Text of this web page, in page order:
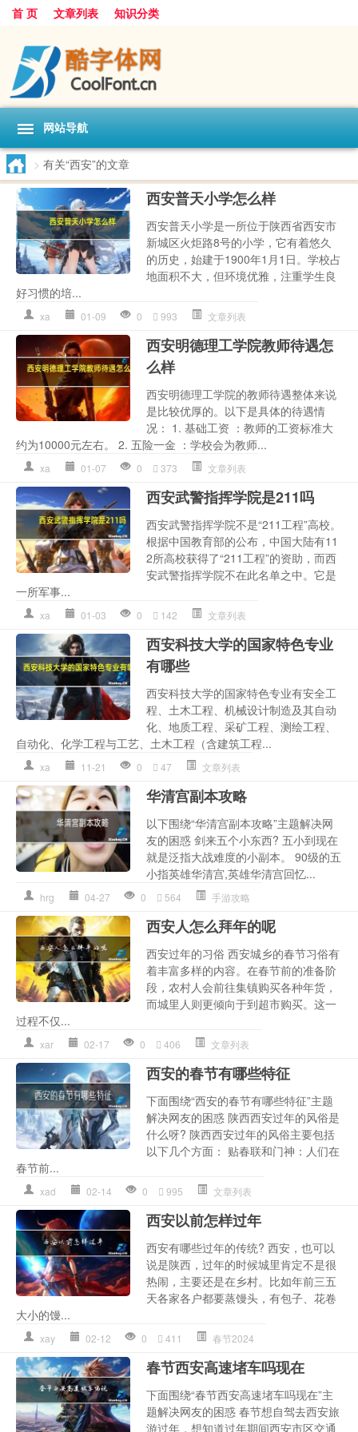
首 页 文章列表 知识分类
网站导航
> 有关“西安”的文章
西安普天小学怎么样
西安普天小学是一所位于陕西省西安市
新城区火炬路8号的小学，它有着悠久
的历史，始建于1900年1月1日。学校占
地面积不大，但环境优雅，注重学生良
好习惯的培...
xa 01-09 0 993 文章列表
西安明德理工学院教师待遇怎
么样
西安明德理工学院的教师待遇整体来说
是比较优厚的。以下是具体的待遇情
况： 1. 基础工资 ：教师的工资标准大
约为10000元左右。 2. 五险一金 ：学校会为教师...
xa 01-07 0 373 文章列表
西安武警指挥学院是211吗
西安武警指挥学院不是“211工程”高校。
根据中国教育部的公布，中国大陆有11
2所高校获得了“211工程”的资助，而西
安武警指挥学院不在此名单之中。它是
一所军事...
xa 01-03 0 142 文章列表
西安科技大学的国家特色专业
有哪些
西安科技大学的国家特色专业有安全工
程、土木工程、机械设计制造及其自动
化、地质工程、采矿工程、测绘工程、
自动化、化学工程与工艺、土木工程（含建筑工程...
xa 11-21 0 47 文章列表
华清宫副本攻略
以下围绕“华清宫副本攻略”主题解决网
友的困惑 剑来五个小东西? 五小到现在
就是泛指大战难度的小副本。 90级的五
小指英雄华清宫,英雄华清宫回忆...
hrg 04-27 0 564 手游攻略
西安人怎么拜年的呢
西安过年的习俗 西安城乡的春节习俗有
着丰富多样的内容。在春节前的准备阶
段，农村人会前往集镇购买各种年货，
而城里人则更倾向于到超市购买。这一
过程不仅...
xar 02-17 0 406 文章列表
西安的春节有哪些特征
下面围绕“西安的春节有哪些特征”主题
解决网友的困惑 陕西西安过年的风俗是
什么呀? 陕西西安过年的风俗主要包括
以下几个方面： 贴春联和门神：人们在
春节前...
xad 02-14 0 995 文章列表
西安以前怎样过年
西安有哪些过年的传统? 西安，也可以
说是陕西，过年的时候城里肯定不是很
热闹，主要还是在乡村。比如年前三五
天各家各户都要蒸馒头，有包子、花卷
大小的馒...
xay 02-12 0 411 春节2024
春节西安高速堵车吗现在
下面围绕“春节西安高速堵车吗现在”主
题解决网友的困惑 春节想自驾去西安旅
游过年，想知道过年期间西安市区交通